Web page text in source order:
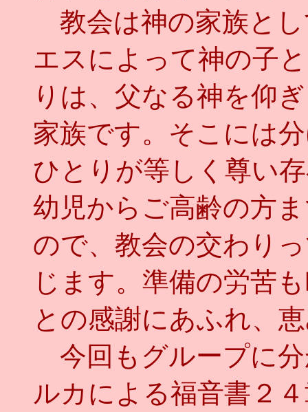
教会は神の家族と
エスによって神の子
りは、父なる神を仰
家族です。そこには
ひとりが等しく尊い
幼児からご高齢の方
ので、教会の交わり
じます。準備の労苦
との感謝にあふれ、
今回もグループに
ルカによる福音書２